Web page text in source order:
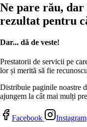
Ne pare rău,
rezultat pentru
Dar... dă de veste!
Prestatorii de servicii pe
lor și merită să fie
Distribuie paginile noastre
ajungem la cât mai mulți
Facebook Instagram